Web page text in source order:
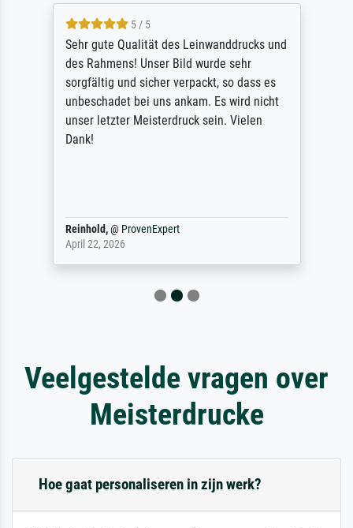
5 / 5
Sehr gute Qualität des Leinwanddrucks und
des Rahmens! Unser Bild wurde sehr
sorgfältig und sicher verpackt, so dass es
unbeschadet bei uns ankam. Es wird nicht
unser letzter Meisterdruck sein. Vielen
Dank!
Reinhold,@ ProvenExpert
April 22, 2026
Veelgestelde vragen over
Meisterdrucke
Hoe gaat personaliseren in zijn werk?